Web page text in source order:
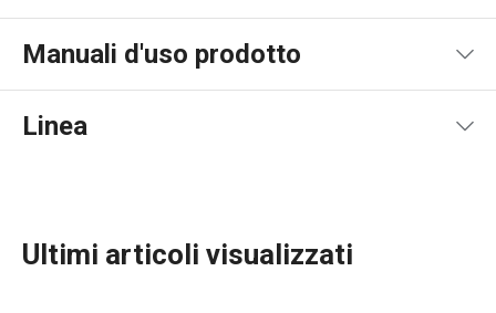
Manuali d'uso prodotto
Linea
Ultimi articoli visualizzati